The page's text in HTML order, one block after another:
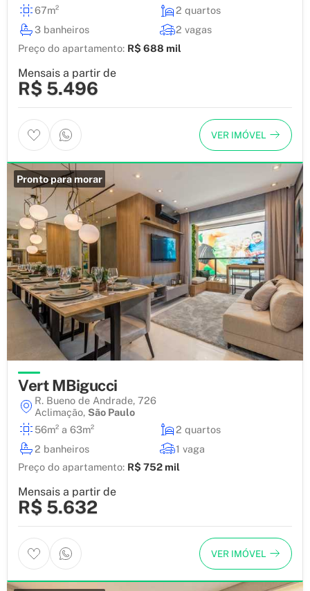
67m²
2 quartos
3 banheiros
2 vagas
Preço do apartamento: R$ 688 mil
Mensais a partir de
R$ 5.496
VER IMÓVEL
Pronto para morar
Vert MBigucci
R. Bueno de Andrade, 726
Aclimação, São Paulo
56m² a 63m²
2 quartos
2 banheiros
1 vaga
Preço do apartamento: R$ 752 mil
Mensais a partir de
R$ 5.632
VER IMÓVEL